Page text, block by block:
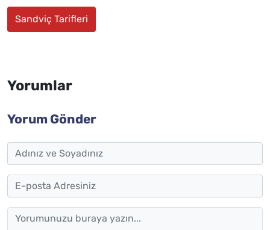
Sandviç Tarifleri
Yorumlar
Yorum Gönder